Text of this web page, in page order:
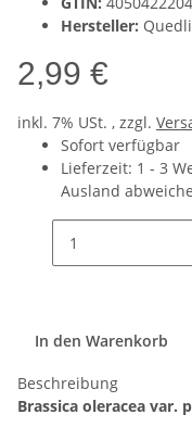
Hersteller:
2,99 €
inkl. 7% USt. , zzgl.
Sofort verfügbar
Lieferzeit: 1 - 3
Ausland
In den Warenkorb
Beschreibung
Brassica oleracea var.